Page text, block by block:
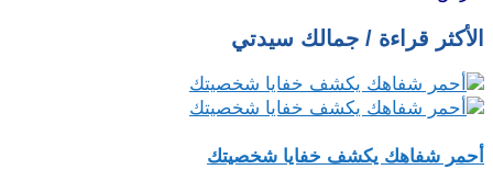
الأكثر قراءة / جمالك سيدتي
أحمر شفاهك يكشف خفايا شخصيتك